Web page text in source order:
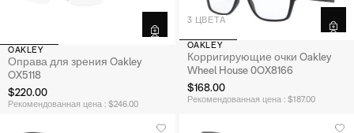
OAKLEY
Оправа для зрения Oakley
OX5118
$220.00
Рекомендованная цена : $246.00
3 ЦВЕТА
OAKLEY
Корригирующие очки Oakley
Wheel House 0OX8166
$168.00
Рекомендованная цена : $187.00